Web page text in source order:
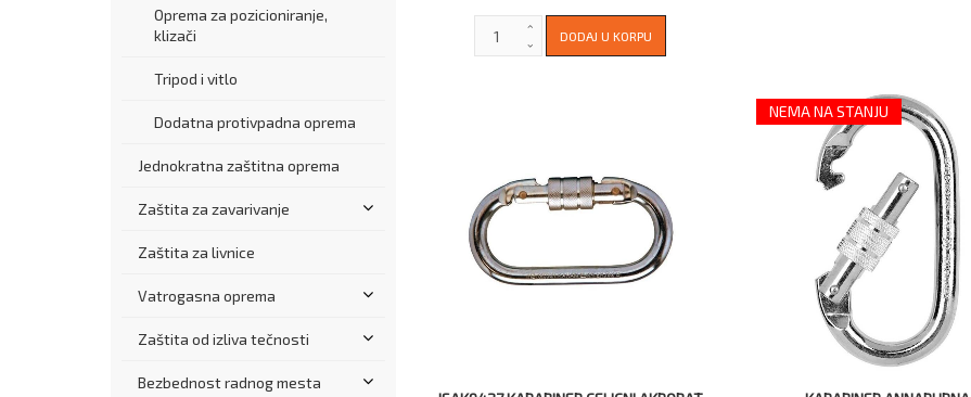
Oprema za pozicioniranje,
klizači
Tripod i vitlo
Dodatna protivpadna oprema
Jednokratna zaštitna oprema
Zaštita za zavarivanje
Zaštita za livnice
Vatrogasna oprema
Zaštita od izliva tečnosti
Bezbednost radnog mesta
NEMA NA STANJU